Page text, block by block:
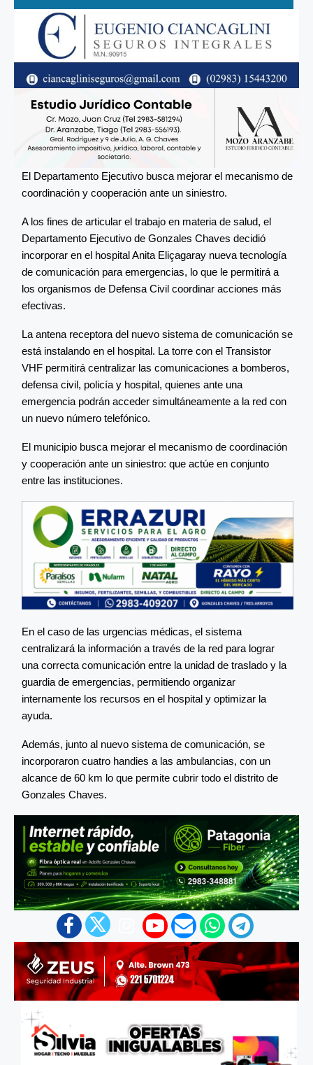
El Departamento Ejecutivo busca mejorar el mecanismo de
coordinación y cooperación ante un siniestro.
A los fines de articular el trabajo en materia de salud, el
Departamento Ejecutivo de Gonzales Chaves decidió
incorporar en el hospital Anita Eliçagaray nueva tecnología
de comunicación para emergencias, lo que le permitirá a
los organismos de Defensa Civil coordinar acciones más
efectivas.
La antena receptora del nuevo sistema de comunicación se
está instalando en el hospital. La torre con el Transistor
VHF permitirá centralizar las comunicaciones a bomberos,
defensa civil, policía y hospital, quienes ante una
emergencia podrán acceder simultáneamente a la red con
un nuevo número telefónico.
El municipio busca mejorar el mecanismo de coordinación
y cooperación ante un siniestro: que actúe en conjunto
entre las instituciones.
En el caso de las urgencias médicas, el sistema
centralizará la información a través de la red para lograr
una correcta comunicación entre la unidad de traslado y la
guardia de emergencias, permitiendo organizar
internamente los recursos en el hospital y optimizar la
ayuda.
Además, junto al nuevo sistema de comunicación, se
incorporaron cuatro handies a las ambulancias, con un
alcance de 60 km lo que permite cubrir todo el distrito de
Gonzales Chaves.